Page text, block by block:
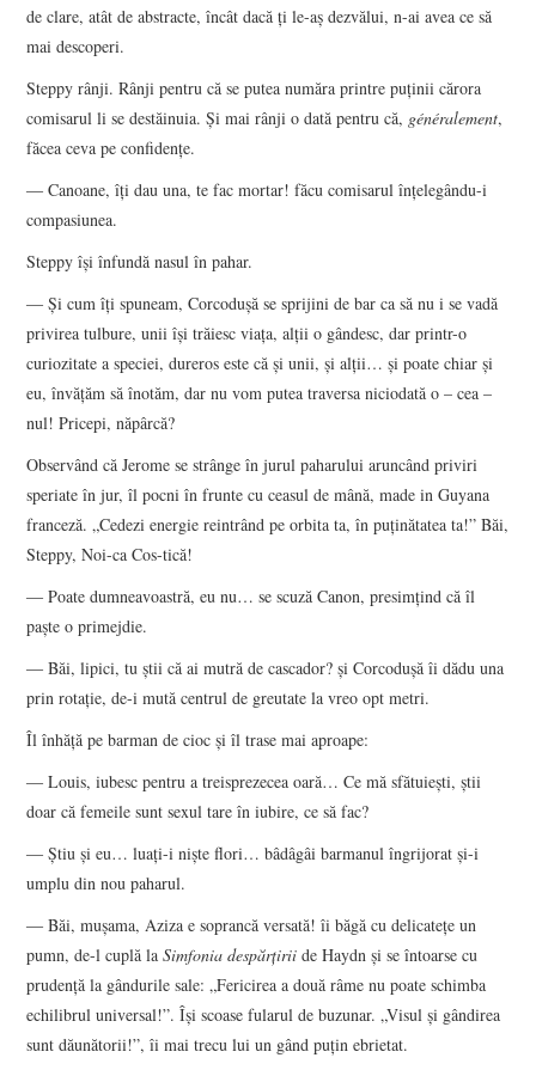
RECENZII DE CARTE
SUSPANS
CRONICI DE FILM
INTERVIU
PROFIL
ESEU
RUBRICI DE AUTOR
NUMĂRUL 48 /
MARTIE 2018
APRILIE 2018
de clare, atât de abstracte, încât dacă ţi le-aş dezvălui, n-ai avea ce să
mai descoperi.
Steppy rânji. Rânji pentru că se putea număra printre puţinii cărora
comisarul li se destăinuia. Şi mai rânji o dată pentru că, généralement,
făcea ceva pe confidenţe.
― Canoane, îţi dau una, te fac mortar! făcu comisarul înţelegându-i
compasiunea.
Steppy îşi înfundă nasul în pahar.
― Şi cum îţi spuneam, Corcoduşă se sprijini de bar ca să nu i se vadă
privirea tulbure, unii îşi trăiesc viaţa, alţii o gândesc, dar printr-o
curiozitate a speciei, dureros este că şi unii, şi alţii… şi poate chiar şi
eu, învăţăm să înotăm, dar nu vom putea traversa niciodată o – cea –
nul! Pricepi, năpârcă?
Observând că Jerome se strânge în jurul paharului aruncând priviri
speriate în jur, îl pocni în frunte cu ceasul de mână, made in Guyana
franceză. „Cedezi energie reintrând pe orbita ta, în puţinătatea ta!” Băi,
Steppy, Noi-ca Cos-tică!
― Poate dumneavoastră, eu nu… se scuză Canon, presimţind că îl
paşte o primejdie.
― Băi, lipici, tu ştii că ai mutră de cascador? şi Corcoduşă îi dădu una
prin rotaţie, de-i mută centrul de greutate la vreo opt metri.
Îl înhăţă pe barman de cioc şi îl trase mai aproape:
― Louis, iubesc pentru a treisprezecea oară… Ce mă sfătuieşti, ştii
doar că femeile sunt sexul tare în iubire, ce să fac?
― Ştiu şi eu… luaţi-i nişte flori… bâdâgâi barmanul îngrijorat şi-i
umplu din nou paharul.
― Băi, muşama, Aziza e soprancă versată! îi băgă cu delicateţe un
pumn, de-l cuplă laSimfonia despărţirii de Haydn şi se întoarse cu
prudenţă la gândurile sale: „Fericirea a două râme nu poate schimba
echilibrul universal!”. Îşi scoase fularul de buzunar. „Visul şi gândirea
sunt dăunătorii!”, îi mai trecu lui un gând puţin ebrietat.